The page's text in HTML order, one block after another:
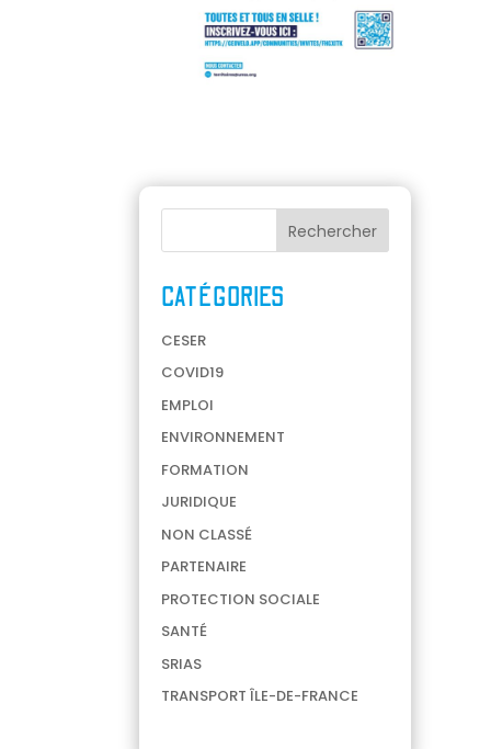
CATÉGORIES
CESER
COVID19
EMPLOI
ENVIRONNEMENT
FORMATION
JURIDIQUE
NON CLASSÉ
PARTENAIRE
PROTECTION SOCIALE
SANTÉ
SRIAS
TRANSPORT ÎLE-DE-FRANCE